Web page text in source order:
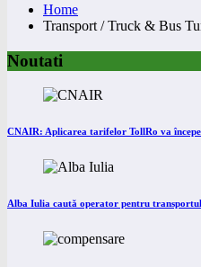
Home
Transport / Truck & Bus
Noutati
CNAIR: Aplicarea tarifelor TollRo va
Alba Iulia caută operator pentru